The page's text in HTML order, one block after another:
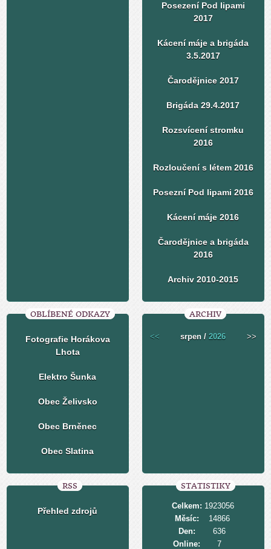
Posezení Pod lipami
2017
Kácení máje a brigáda
3.5.2017
Čarodějnice 2017
Brigáda 29.4.2017
Rozsvícení stromku
2016
Rozloučení s létem 2016
Posezní Pod lipami 2016
Kácení máje 2016
Čarodějnice a brigáda
2016
Archiv 2010-2015
OBLÍBENÉ ODKAZY
Fotografie Horákova
Lhota
Elektro Šunka
Obec Želivsko
Obec Brněnec
Obec Slatina
ARCHIV
<< srpen /2026 >>
RSS
Přehled zdrojů
STATISTIKY
Online: 7
Celkem: 1923056
Měsíc:
14866
Den:
636